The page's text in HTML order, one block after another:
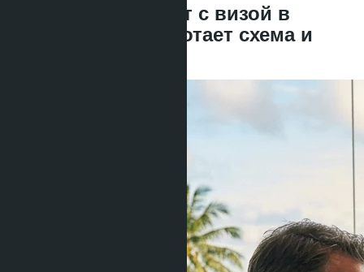
Кондо за 3 млн бат с визой в
Таиланде: как работает схема и